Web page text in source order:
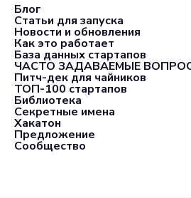
Блог
Статьи для запуска
Новости и обновления
Как это работает
База данных стартапов
ЧАСТО ЗАДАВАЕМЫЕ
Питч-дек для чайников
ТОП-100 стартапов
Библиотека
Секретные имена
Хакатон
Предложение
Сообщество